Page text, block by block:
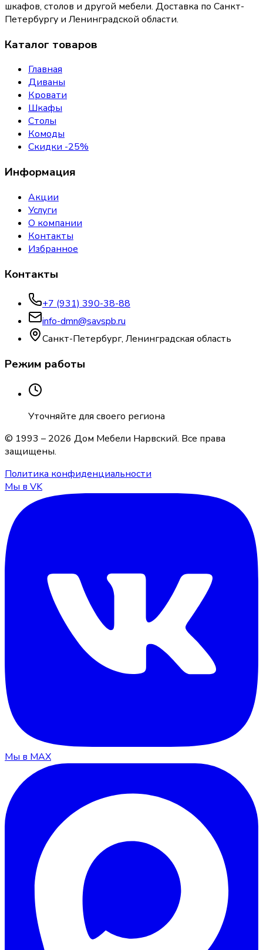
шкафов, столов и другой мебели. Доставка по Санкт-
Петербургу и Ленинградской области.
Каталог товаров
Главная
Диваны
Кровати
Шкафы
Столы
Комоды
Скидки -25%
Информация
Акции
Услуги
О компании
Контакты
Избранное
Контакты
+7 (931) 390-38-88
info-dmn@savspb.ru
Санкт-Петербург, Ленинградская область
Режим работы
Уточняйте для своего региона
© 1993 – 2026 Дом Мебели Нарвский. Все права
защищены.
Политика конфиденциальности
Мы в VK
Мы в MAX